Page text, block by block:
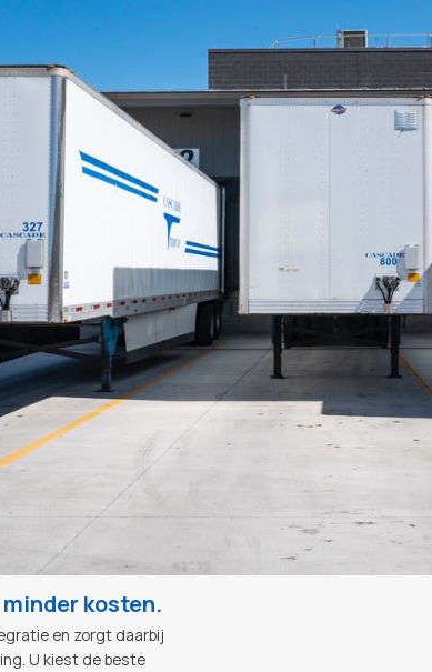
effectiever verwerkt.
bieden wij één
, tijdregistratie
op één of meerdere
kunt u in één
heeft op bepaalde
rechten geven of
ons mogelijk met een
vinger, gezicht of
kosten.
en zorgt daarbij
U kiest de beste